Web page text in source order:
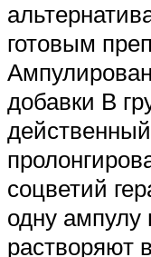
готовым
добавки В
соцветий
одну ампулу
растворяют